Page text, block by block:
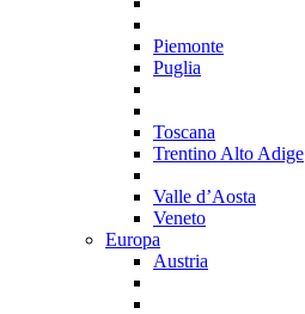
Piemonte
Puglia
Toscana
Trentino Alto Adige
Valle d’Aosta
Veneto
Europa
Austria